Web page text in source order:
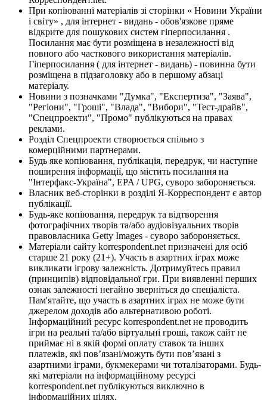
При копіюванні матеріалів зі сторінки « Новини України
і світу» , для інтернет - видань - обов'язкове пряме
відкрите для пошукових систем гіперпосилання .
Посилання має бути розміщена в незалежності від
повного або часткового використання матеріалів.
Гіперпосилання ( для інтернет - видань) - повинна бути
розміщена в підзаголовку або в першому абзаці
матеріалу.
Новини з позначками "Думка", "Експертиза", "Заява",
"Регіони", "Гроші", "Влада", "Вибори", "Тест-драйв",
"Спецпроекти", "Промо" публікуються на правах
реклами.
Розділ Спецпроекти створюється спільно з
комерційними партнерами.
Будь яке копіювання, публікація, передрук, чи наступне
поширення інформації, що містить посилання на
"Інтерфакс-Україна", EPA / UPG, суворо забороняється.
Власник веб-сторінки в розділі Я-Корреспондент є автор
публікації.
Будь-яке копіювання, передрук та відтворення
фотографічних творів та/або аудіовізуальних творів
правовласника Getty Images - суворо забороняється.
Матеріали сайту korrespondent.net призначені для осіб
старше 21 року (21+). Участь в азартних іграх може
викликати ігрову залежність. Дотримуйтесь правил
(принципів) відповідальної гри. При виявленні перших
ознак залежності негайно зверніться до спеціаліста.
Пам'ятайте, що участь в азартних іграх не може бути
джерелом доходів або альтернативою роботі.
Інформаційний ресурс korrespondent.net не проводить
ігри на реальні та/або віртуальні гроші, також сайт не
приймає ні в якій формі оплату ставок та інших
платежів, які пов’язані/можуть бути пов’язані з
азартними іграми, букмекерами чи тоталізаторами. Будь-
які матеріали на інформаційному ресурсі
korrespondent.net публікуються виключно в
інформаційних цілях.